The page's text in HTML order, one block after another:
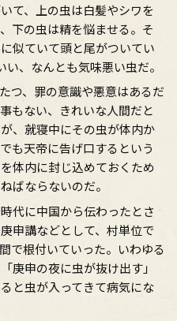
て、上の虫は白髪やシワを
下の虫は精を悩ませる。そ
似ていて頭と尾がついてい
、なんとも気味悪い虫だ。
つ、罪の意識や悪意はあるだ
もない、きれいな人間だと
、就寝中にその虫が体内か
も天帝に告げ口するという
体内に封じ込めておくため
ばならないのだ。
代に中国から伝わったとさ
申講などとして、村単位で
で根付いていった。いわゆる
庚申の夜に虫が抜け出す」
と虫が入ってきて病気にな